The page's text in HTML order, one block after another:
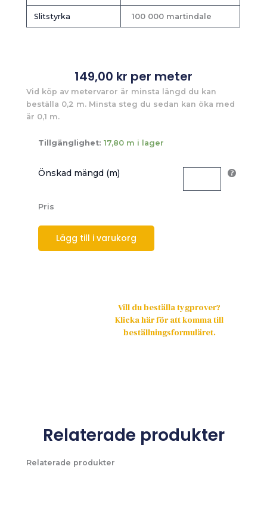
Slitstyrka 100 000 martindale
149,00 kr per meter
Vid köp av metervaror är minsta längd du kan
beställa 0,2 m. Minsta steg du sedan kan öka med
är 0,1 m.
Tillgänglighet: 17,80 m i lager
Önskad mängd (m)
Pris
Lägg till i varukorg
Vill du beställa tygprover?
Klicka här för att komma till
beställningsformuläret.
Relaterade produkter
Relaterade produkter